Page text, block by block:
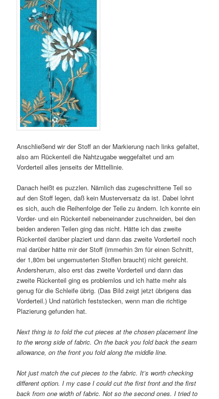
Anschließend wir der Stoff an der Markierung nach links gefaltet,
also am Rückenteil die Nahtzugabe weggefaltet und am
Vorderteil alles jenseits der Mittellinie.
Danach heißt es puzzlen. Nämlich das zugeschnittene Teil so
auf den Stoff legen, daß kein Musterversatz da ist. Dabei lohnt
es sich, auch die Reihenfolge der Teile zu ändern. Ich konnte ein
Vorder- und ein Rückenteil nebeneinander zuschneiden, bei den
beiden anderen Teilen ging das nicht. Hätte ich das zweite
Rückenteil darüber plaziert und dann das zweite Vorderteil noch
mal darüber hätte mir der Stoff (immerhin 3m für einen Schnitt,
der 1,80m bei ungemusterten Stoffen braucht) nicht gereicht.
Andersherum, also erst das zweite Vorderteil und dann das
zweite Rückenteil ging es problemlos und ich hatte mehr als
genug für die Schleife übrig. (Das Bild zeigt jetzt übrigens das
Vorderteil.) Und natürlich feststecken, wenn man die richtige
Plazierung gefunden hat.
Next thing is to fold the cut pieces at the chosen placement line
to the wrong side of fabric. On the back you fold back the seam
allowance, on the front you fold along the middle line.
Not just match the cut pieces to the fabric. It’s worth checking
different option. I my case I could cut the first front and the first
back from one width of fabric. Not so the second ones. I tried to